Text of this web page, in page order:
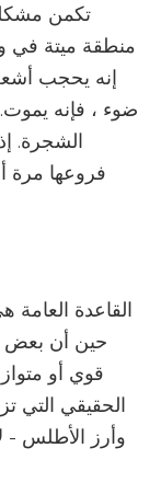
تكمن
منطقة ميتة في
إنه يحجب
ضوء ، فإنه يموت.
الشجرة.
فروعها مرة
القاعدة العامة
حين أن بعض
قوي أو
الحقيقي التي
وأرز الأطلس -